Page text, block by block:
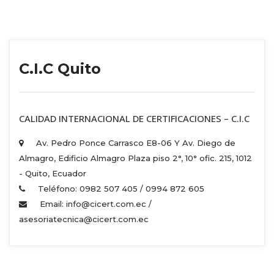
C.I.C Quito
CALIDAD INTERNACIONAL DE CERTIFICACIONES – C.I.C
Av. Pedro Ponce Carrasco E8-06 Y Av. Diego de
Almagro, Edificio Almagro Plaza piso 2°, 10° ofic. 215, 1012
- Quito, Ecuador
Teléfono: 0982 507 405 / 0994 872 605
Email: info@cicert.com.ec /
asesoriatecnica@cicert.com.ec